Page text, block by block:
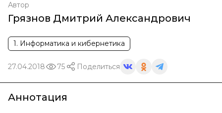
Автор
Грязнов Дмитрий Александрович
1. Информатика и кибернетика
27.04.2018 75 Поделиться
Аннотация